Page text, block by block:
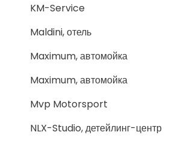
KM-Service
Maldini, отель
Maximum, автомойка
Maximum, автомойка
Mvp Motorsport
NLX-Studio, детейлинг-центр